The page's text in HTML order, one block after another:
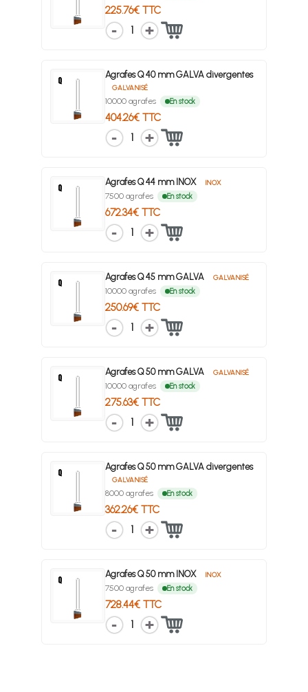
225.76€ TTC
1
Agrafes Q 40 mm GALVA divergentes
GALVANISÉ
10000 agrafes En stock
404.26€ TTC
1
Agrafes Q 44 mm INOX INOX
7500 agrafes En stock
672.34€ TTC
1
Agrafes Q 45 mm GALVA GALVANISÉ
10000 agrafes En stock
250.69€ TTC
1
Agrafes Q 50 mm GALVA GALVANISÉ
10000 agrafes En stock
275.63€ TTC
1
Agrafes Q 50 mm GALVA divergentes
GALVANISÉ
8000 agrafes En stock
362.26€ TTC
1
Agrafes Q 50 mm INOX INOX
7500 agrafes En stock
728.44€ TTC
1